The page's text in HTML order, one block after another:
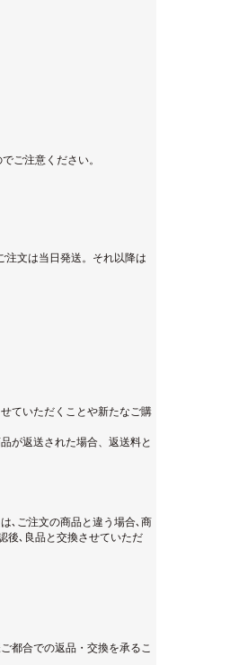
ご注意ください。
文は当日発送。それ以降は
ていただくことや新たなご購
が返送された場合、返送料と
､ご注文の商品と違う場合､商
後､良品と交換させていただ
都合での返品・交換を承るこ